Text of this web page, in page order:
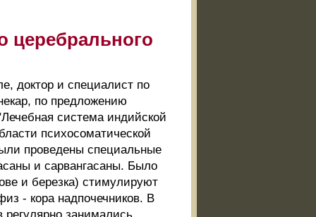
церебрального
доктор и специалист по
по предложению
система индийской
психосоматической
проведены специальные
и сарвангасаны. Было
и березка) стимулируют
- кора надпочечников. В